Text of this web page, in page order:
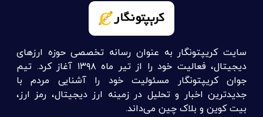
سایت کریپتونگار به عنوان رسانه تخصصی حوزه ارزهای
دیجیتال، فعالیت خود را از تیر ماه ۱۳۹۸ آغاز کرد. تیم
جوان کریپتونگار مسئولیت خود را آشنایی مردم با
جدیدترین اخبار و تحلیل در زمینه ارز دیجیتال، رمز ارز،
بیت کوین و بلاک چین می‌داند.